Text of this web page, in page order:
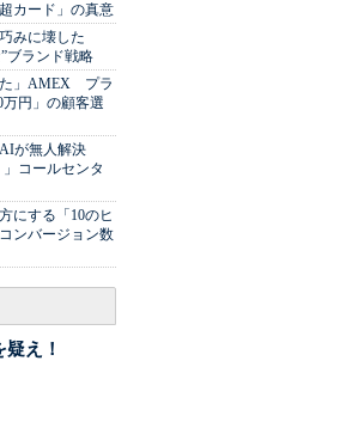
カード」の真意
みに壊した
ブランド戦略
た」AMEX プラ
円」の顧客選
AIが無人解決
コールセンタ
にする「10のヒ
ンバージョン数
え！